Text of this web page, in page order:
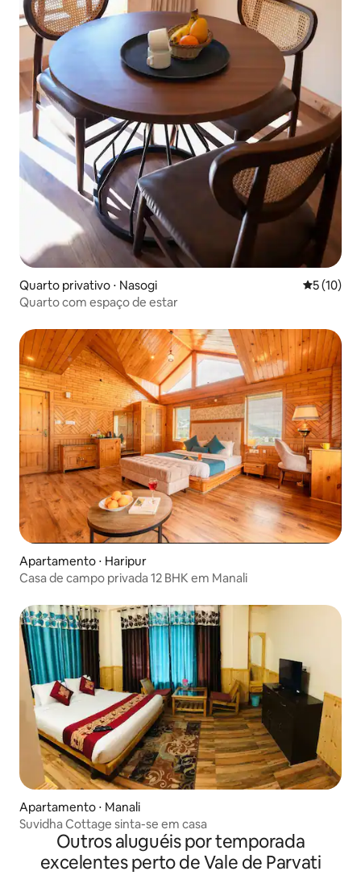
Quarto privativo ⋅ Nasogi 5 de uma
5 (10)
Quarto com espaço de estar
Apartamento ⋅ Haripur
Casa de campo privada 12 BHK em Manali
Apartamento ⋅ Manali
Suvidha Cottage sinta-se em casa
Outros aluguéis por temporada
excelentes perto de Vale de Parvati